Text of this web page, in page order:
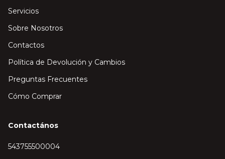
Servicios
Sobre Nosotros
Contactos
Política de Devolución y Cambios
Preguntas Frecuentes
Cómo Comprar
Contactános
543755500004